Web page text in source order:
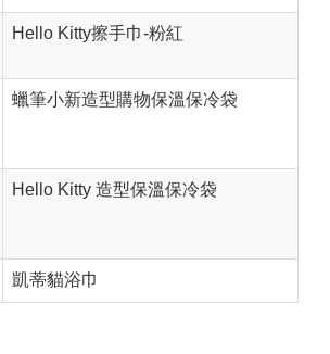
Hello Kitty擦手巾-粉紅
蠟筆小新造型購物保溫保冷袋
Hello Kitty 造型保溫保冷袋
凱蒂貓浴巾